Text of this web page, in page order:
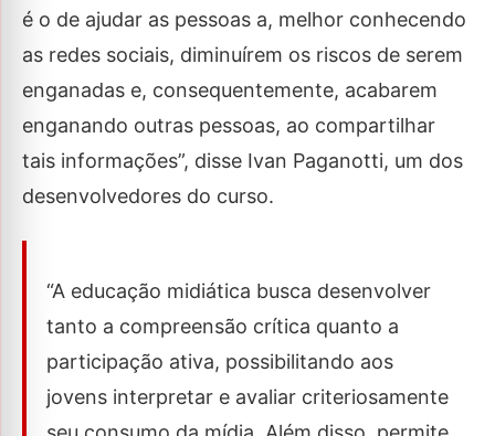
é o de ajudar as pessoas a, melhor conhecendo
as redes sociais, diminuírem os riscos de serem
enganadas e, consequentemente, acabarem
enganando outras pessoas, ao compartilhar
tais informações”, disse Ivan Paganotti, um dos
desenvolvedores do curso.
“A educação midiática busca desenvolver
tanto a compreensão crítica quanto a
participação ativa, possibilitando aos
jovens interpretar e avaliar criteriosamente